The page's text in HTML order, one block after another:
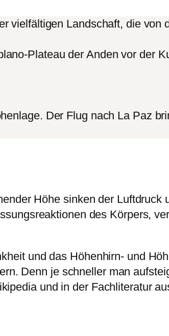
vielfältigen Landschaft, die von
Plateau der Anden vor der
Der Flug nach La Paz
Höhe sinken der Luftdruck
des Körpers,
und das Höhenhirn- und
Denn je schneller man
und in der Fachliteratur